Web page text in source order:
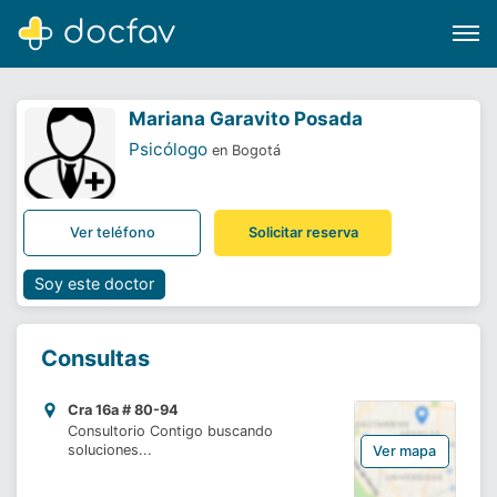
Software para clínicas
¿Eres un doctor?
Mariana Garavito Posada
Psicólogo en Bogotá
Ver teléfono Solicitar reserva
Soy este doctor
Consultas
Cra 16a # 80-94
Consultorio Contigo buscando
soluciones...
Ver mapa